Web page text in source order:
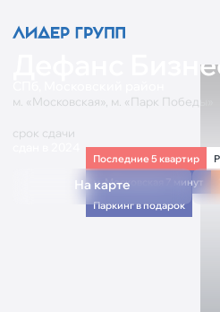
Дефанс
м. «Московская», м. «Парк Победы»
срок сдачи
Последние 5 квартир
м. Московская 7 минут
Паркинг в подарок
На карте